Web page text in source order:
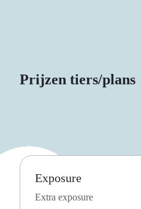
Prijzen tiers/plans
Exposure
Extra exposure